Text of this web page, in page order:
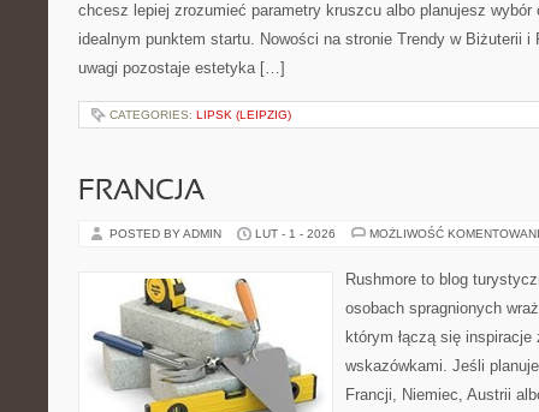
chcesz lepiej zrozumieć parametry kruszcu albo planujesz
idealnym punktem startu. Nowości na stronie Trendy w Biżuterii i
uwagi pozostaje estetyka […]
CATEGORIES: LIPSK (LEIPZIG)
FRANCJA
POSTED BY ADMIN LUT - 1 - 2026 MOŻLIWOŚĆ
Rushmore to blog
osobach spragnionych
którym łączą się
wskazówkami. Jeśli
Francji, Niemiec, Austrii